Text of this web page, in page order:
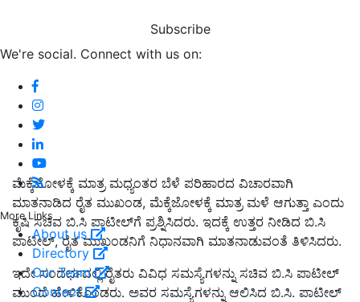
Subscribe
We're social. Connect with us on:
More Links
About us
Directory
Our Team
Contact
ಮೆಕ್ಕೆಜೋಳಕ್ಕೆ ಮಾತ್ರ ಮಧ್ಯಂತರ ಬೆಳೆ ಪರಿಹಾರದ ವಿಚಾರವಾಗಿ
ಮಾತನಾಡಿದ ರೈತ ಮುಖಂಡ, ಮೆಕ್ಕೆಜೋಳಕ್ಕೆ ಮಾತ್ರ ಮಳೆ ಆಗುತ್ತಾ ಎಂದು
ಕೃಷಿ ಸಚಿವ ಬಿ.ಸಿ ಪಾಟೀಲ್‌ಗೆ ಪ್ರಶ್ನಿಸಿದರು. ಇದಕ್ಕೆ ಉತ್ತರ ನೀಡಿದ ಬಿ.ಸಿ
ಪಾಟೀಲ್, ರೈತ ಮುಖಂಡನಿಗೆ ನಿಧಾನವಾಗಿ ಮಾತನಾಡುವಂತೆ ತಿಳಿಸಿದರು.
ಇದೇ ಸಂದರ್ಭದಲ್ಲಿ ರೈತರು ವಿವಿಧ ಸಮಸ್ಯೆಗಳನ್ನು ಸಚಿವ ಬಿ.ಸಿ ಪಾಟೀಲ್
ಮುಂದೆ ಹೇಳಿಕೊಂಡರು. ಅವರ ಸಮಸ್ಯೆಗಳನ್ನು ಆಲಿಸಿದ ಬಿ.ಸಿ. ಪಾಟೀಲ್